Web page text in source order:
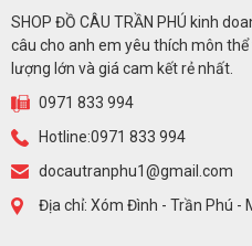
SHOP ĐỒ CÂU TRẦN PHÚ kinh
câu cho anh em yêu thích môn
lượng lớn và giá cam kết rẻ nhất.
0971 833 994
Hotline:0971 833 994
docautranphu1@gmail.com
Địa chỉ: Xóm Đình - Trần Phú -